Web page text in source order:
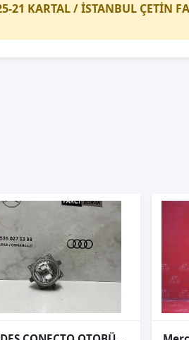
21 KARTAL / İSTANBUL ÇETİN